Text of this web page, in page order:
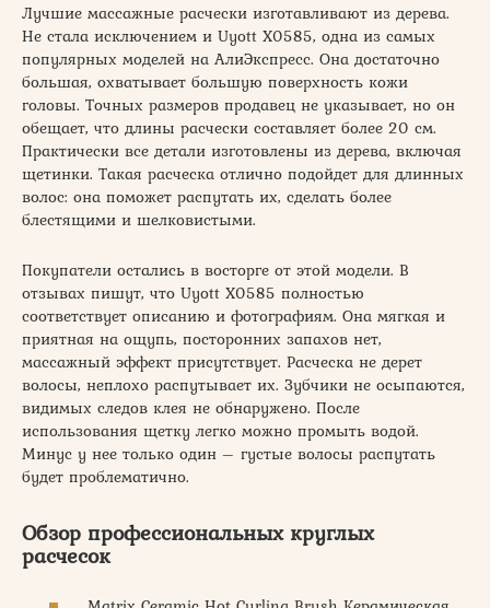
Лучшие массажные расчески изготавливают из дерева.
Не стала исключением и Uyott X0585, одна из самых
популярных моделей на АлиЭкспресс. Она достаточно
большая, охватывает большую поверхность кожи
головы. Точных размеров продавец не указывает, но он
обещает, что длины расчески составляет более 20 см.
Практически все детали изготовлены из дерева, включая
щетинки. Такая расческа отлично подойдет для длинных
волос: она поможет распутать их, сделать более
блестящими и шелковистыми.
Покупатели остались в восторге от этой модели. В
отзывах пишут, что Uyott X0585 полностью
соответствует описанию и фотографиям. Она мягкая и
приятная на ощупь, посторонних запахов нет,
массажный эффект присутствует. Расческа не дерет
волосы, неплохо распутывает их. Зубчики не осыпаются,
видимых следов клея не обнаружено. После
использования щетку легко можно промыть водой.
Минус у нее только один – густые волосы распутать
будет проблематично.
Обзор профессиональных круглых
расчесок